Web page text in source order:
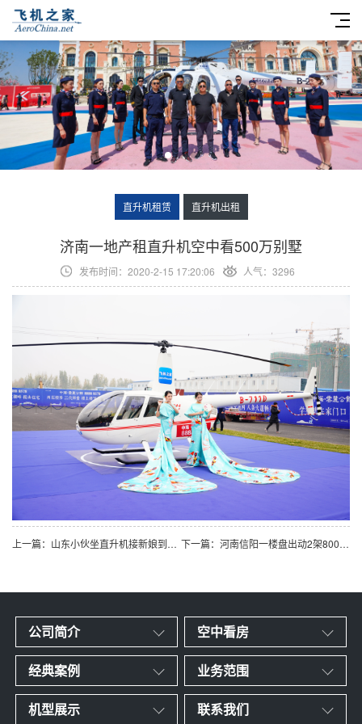
直升机租赁 直升机出租
​济南一地产租直升机空中看500万别墅
发布时间：2020-2-15 17:20:06 人气：3296
上一篇：山东小伙坐直升机接新娘到济南农村老家 下一篇：河南信阳一楼盘出动2架800万直升机空中看房
公司简介 空中看房
经典案例 业务范围
机型展示 联系我们